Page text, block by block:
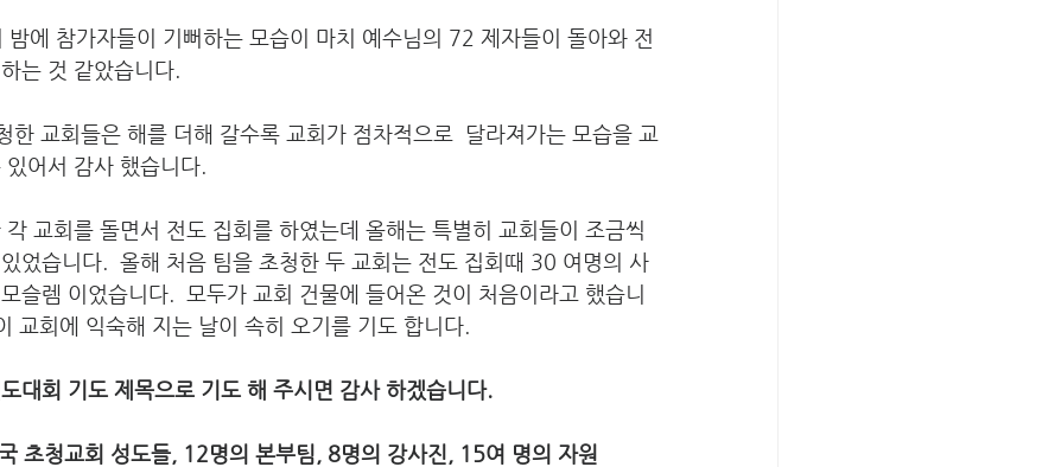
밤에 참가자들이 기뻐하는 모습이 마치 예수님의 72 제자들이 돌아와 전
는 것 같았습니다.
한 교회들은 해를 더해 갈수록 교회가 점차적으로  달라져가는 모습을 교
어서 감사 했습니다.
교회를 돌면서 전도 집회를 하였는데 올해는 특별히 교회들이 조금씩
었습니다.  올해 처음 팀을 초청한 두 교회는 전도 집회때 30 여명의 사
슬렘 이었습니다.  모두가 교회 건물에 들어온 것이 처음이라고 했습니
교회에 익숙해 지는 날이 속히 오기를 기도 합니다.
대회 기도 제목으로 기도 해 주시면 감사 하겠습니다.
초청교회 성도들, 12명의 본부팀, 8명의 강사진, 15여 명의 자원